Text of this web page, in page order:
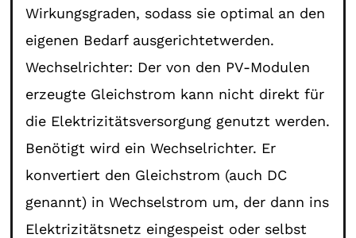
Wirkungsgraden, sodass sie optimal an den
eigenen Bedarf ausgerichtetwerden.
Wechselrichter: Der von den PV-Modulen
erzeugte Gleichstrom kann nicht direkt für
die Elektrizitätsversorgung genutzt werden.
Benötigt wird ein Wechselrichter. Er
konvertiert den Gleichstrom (auch DC
genannt) in Wechselstrom um, der dann ins
Elektrizitätsnetz eingespeist oder selbst